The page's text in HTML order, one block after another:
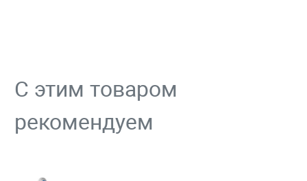
С этим товаром
рекомендуем